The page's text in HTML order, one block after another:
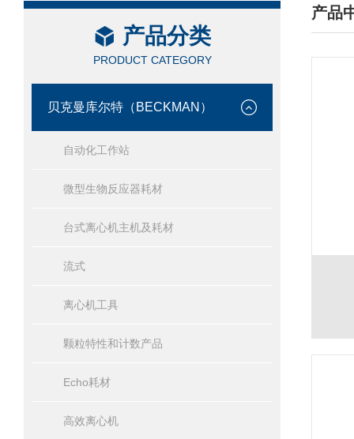
产品分类
PRODUCT CATEGORY
贝克曼库尔特（BECKMAN）
自动化工作站
微型生物反应器耗材
台式离心机主机及耗材
流式
离心机工具
颗粒特性和计数产品
Echo耗材
高效离心机
产品
/